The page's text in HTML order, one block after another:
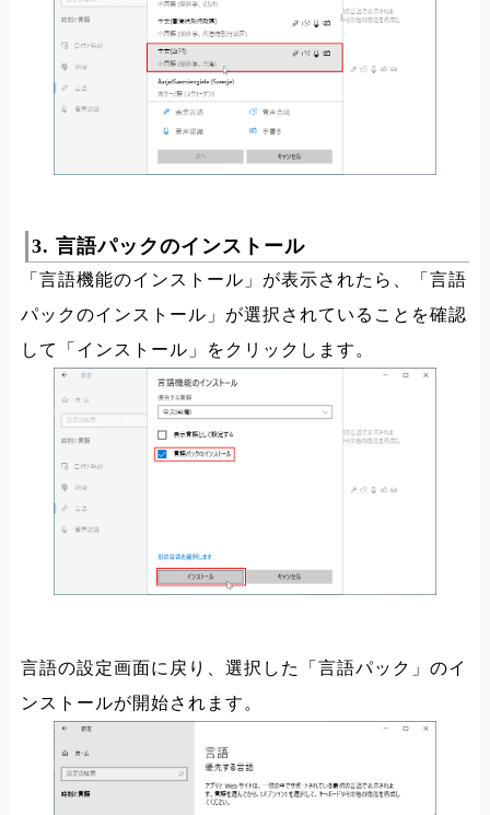
3. 言語パックのインストール
「言語機能のインストール」が表示されたら、「言語
パックのインストール」が選択されていることを確認
して「インストール」をクリックします。
言語の設定画面に戻り、選択した「言語パック」のイ
ンストールが開始されます。